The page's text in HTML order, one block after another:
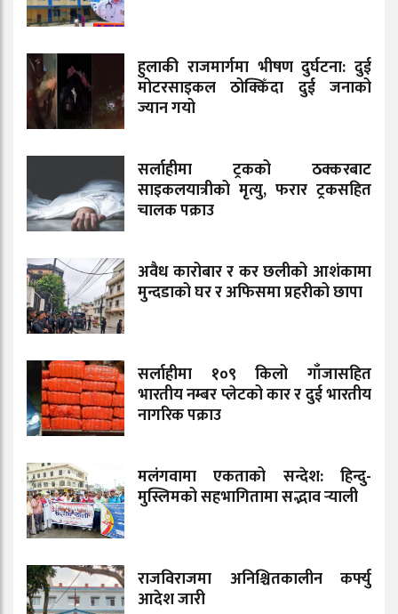
हुलाकी राजमार्गमा भीषण दुर्घटना: दुई
मोटरसाइकल ठोक्किँदा दुई जनाको
ज्यान गयो
सर्लाहीमा ट्रकको ठक्करबाट
साइकलयात्रीको मृत्यु, फरार ट्रकसहित
चालक पक्राउ
अवैध कारोबार र कर छलीको आशंकामा
मुन्दडाको घर र अफिसमा प्रहरीको छापा
सर्लाहीमा १०९ किलो गाँजासहित
भारतीय नम्बर प्लेटको कार र दुई भारतीय
नागरिक पक्राउ
मलंगवामा एकताको सन्देश: हिन्दु-
मुस्लिमको सहभागितामा सद्भाव र्‍याली
राजविराजमा अनिश्चितकालीन कर्फ्यु
आदेश जारी